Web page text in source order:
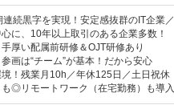
続黒字を実現！安定感抜群のIT企業／
に、10年以上取引のある企業多数！
厚い配属前研修＆OJT研修あり
画は“チーム”が基本！だから安心
！残業月10h／年休125日／土日祝休
◎リモートワーク（在宅勤務）も導入